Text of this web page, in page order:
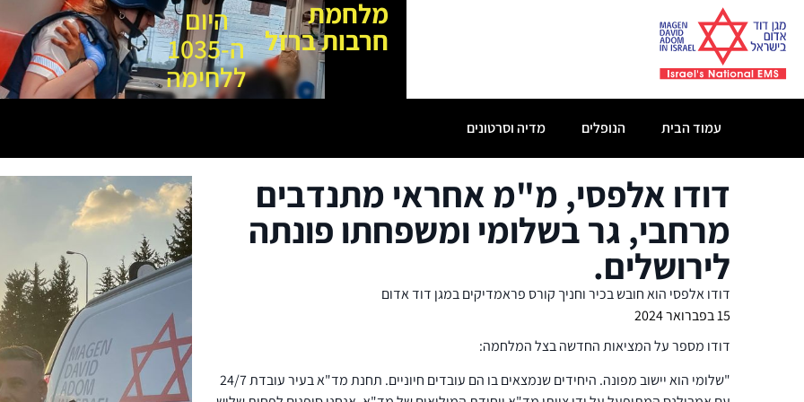
מלחמת
חרבות ברזל
היום
ה-1035
ללחימה
עמוד הבית הנופלים מדיה וסרטונים
דודו אלפסי, מ"מ אחראי מתנדבים
מרחבי, גר בשלומי ומשפחתו פונתה
לירושלים.
דודו אלפסי הוא חובש בכיר וחניך קורס פראמדיקים במגן דוד אדום
15 בפברואר 2024
דודו מספר על המציאות החדשה בצל המלחמה:
"שלומי הוא יישוב מפונה. היחידים שנמצאים בו הם עובדים חיוניים. תחנת מד"א בעיר עובדת 24/7